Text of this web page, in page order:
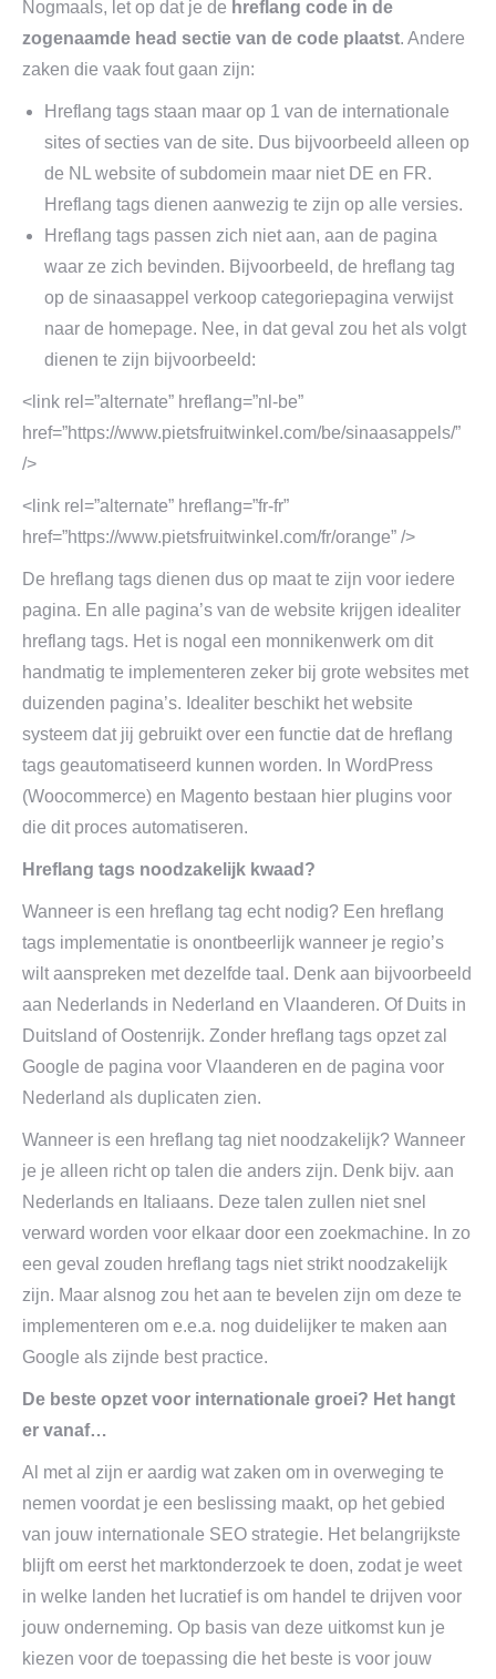
Nogmaals, let op dat je de hreflang code in de
zogenaamde head sectie van de code plaatst. Andere
zaken die vaak fout gaan zijn:
Hreflang tags staan maar op 1 van de internationale
sites of secties van de site. Dus bijvoorbeeld alleen op
de NL website of subdomein maar niet DE en FR.
Hreflang tags dienen aanwezig te zijn op alle versies.
Hreflang tags passen zich niet aan, aan de pagina
waar ze zich bevinden. Bijvoorbeeld, de hreflang tag
op de sinaasappel verkoop categoriepagina verwijst
naar de homepage. Nee, in dat geval zou het als volgt
dienen te zijn bijvoorbeeld:
<link rel=”alternate” hreflang=”nl-be”
href=”https://www.pietsfruitwinkel.com/be/sinaasappels/”
/>
<link rel=”alternate” hreflang=”fr-fr”
href=”https://www.pietsfruitwinkel.com/fr/orange” />
De hreflang tags dienen dus op maat te zijn voor iedere
pagina. En alle pagina’s van de website krijgen idealiter
hreflang tags. Het is nogal een monnikenwerk om dit
handmatig te implementeren zeker bij grote websites met
duizenden pagina’s. Idealiter beschikt het website
systeem dat jij gebruikt over een functie dat de hreflang
tags geautomatiseerd kunnen worden. In WordPress
(Woocommerce) en Magento bestaan hier plugins voor
die dit proces automatiseren.
Hreflang tags noodzakelijk kwaad?
Wanneer is een hreflang tag echt nodig? Een hreflang
tags implementatie is onontbeerlijk wanneer je regio’s
wilt aanspreken met dezelfde taal. Denk aan bijvoorbeeld
aan Nederlands in Nederland en Vlaanderen. Of Duits in
Duitsland of Oostenrijk. Zonder hreflang tags opzet zal
Google de pagina voor Vlaanderen en de pagina voor
Nederland als duplicaten zien.
Wanneer is een hreflang tag niet noodzakelijk? Wanneer
je je alleen richt op talen die anders zijn. Denk bijv. aan
Nederlands en Italiaans. Deze talen zullen niet snel
verward worden voor elkaar door een zoekmachine. In zo
een geval zouden hreflang tags niet strikt noodzakelijk
zijn. Maar alsnog zou het aan te bevelen zijn om deze te
implementeren om e.e.a. nog duidelijker te maken aan
Google als zijnde best practice.
De beste opzet voor internationale groei? Het hangt
er vanaf…
Al met al zijn er aardig wat zaken om in overweging te
nemen voordat je een beslissing maakt, op het gebied
van jouw internationale SEO strategie. Het belangrijkste
blijft om eerst het marktonderzoek te doen, zodat je weet
in welke landen het lucratief is om handel te drijven voor
jouw onderneming. Op basis van deze uitkomst kun je
kiezen voor de toepassing die het beste is voor jouw